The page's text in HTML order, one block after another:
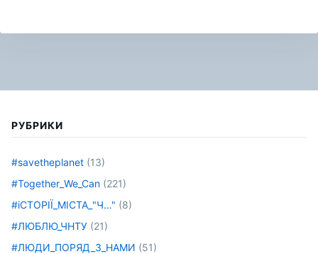
РУБРИКИ
#savetheplanet (13)
#Together_We_Can (221)
#іСТОРІЇ_МІСТА_"Ч…" (8)
#ЛЮБЛЮ_ЧНТУ (21)
#ЛЮДИ_ПОРЯД_З_НАМИ (51)